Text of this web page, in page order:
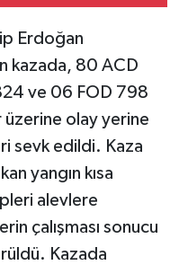
Erdoğan
kazada, 80 ACD
ve 06 FOD 798
üzerine olay yerine
sevk edildi. Kaza
yangın kısa
alevlere
çalışması sonucu
Kazada